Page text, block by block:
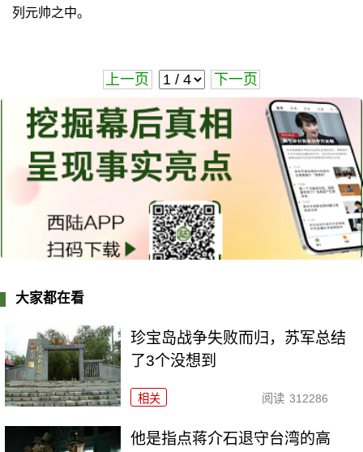
列元帅之中。
上一页 下一页
大家都在看
珍宝岛战争失败而归，苏军总结
了3个没想到
相关 阅读 312286
他是指点蒋介石退守台湾的高